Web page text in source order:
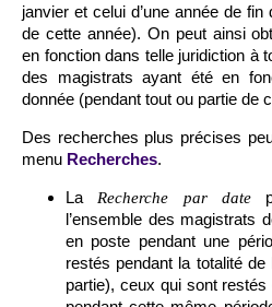
janvier et celui d’une année de
de cette année). On peut ainsi
en fonction dans telle juridiction à
des magistrats ayant été en
donnée (pendant tout ou partie de
Des recherches plus précises
menu Recherches.
La Recherche par date
l’ensemble des magistrats
en poste pendant une
restés pendant la totalité
partie), ceux qui sont